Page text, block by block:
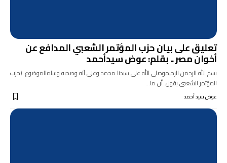
تعليق على بيان حزب المؤتمر الشعبي المدافع عن
أخوان مصر .. بقلم: عوض سيدأحمد
بسم الله الرحمن الرحيموصلى الله على سيدنا محمد وعلى آله وصحبه وسلمالموضوع :(حزب
المؤتمر الشعبى يقول: أن ما…
عوض سيد أحمد